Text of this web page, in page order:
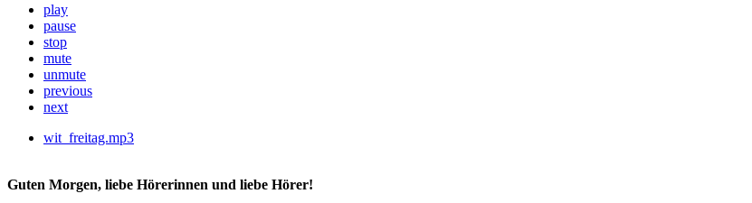
play
pause
stop
mute
unmute
previous
next
wit_freitag.mp3
Guten Morgen, liebe Hörerinnen und liebe Hörer!